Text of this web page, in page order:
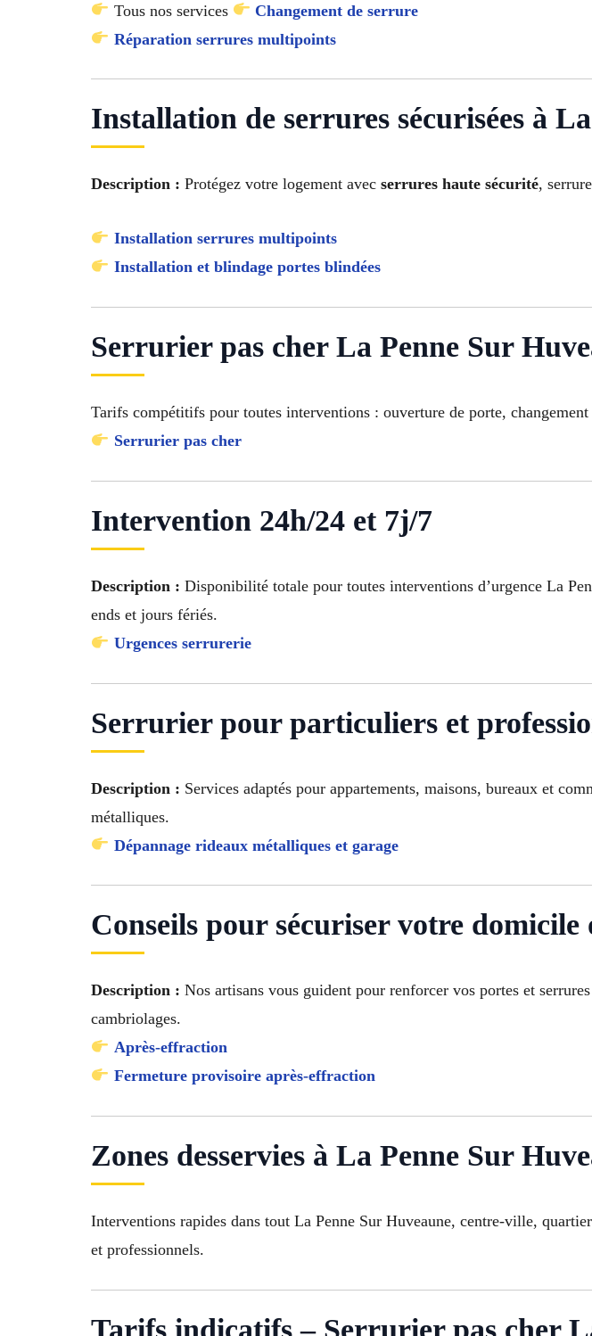
Tous nos services
Changement de serrure
Réparation serrures multipoints
Installation de serrures sécurisées à
Description : Protégez votre logement avec serrures haute sécurité,
Installation serrures multipoints
Installation et blindage portes blindées
Serrurier pas cher La Penne Sur
Tarifs compétitifs pour toutes interventions : ouverture de porte,
Serrurier pas cher
Intervention 24h/24 et 7j/7
Description : Disponibilité totale pour toutes interventions d’urgence La
ends et jours fériés.
Urgences serrurerie
Serrurier pour particuliers et
Description : Services adaptés pour appartements, maisons, bureaux et
métalliques.
Dépannage rideaux métalliques et garage
Conseils pour sécuriser votre domicile
Description : Nos artisans vous guident pour renforcer vos portes et
cambriolages.
Après-effraction
Fermeture provisoire après-effraction
Zones desservies à La Penne Sur
Interventions rapides dans tout La Penne Sur Huveaune, centre-ville,
et professionnels.
Tarifs indicatifs – Serrurier pas cher